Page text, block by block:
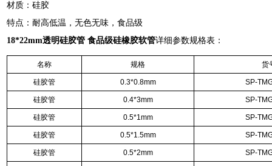
材质：硅胶
特点：耐高低温，无色无味，食品级
18*22mm透明硅胶管 食品级硅橡胶软管详细参数规格表：
名称 规格 货
硅胶管 0.3*0.8mm SP-
硅胶管 0.4*3mm SP-
硅胶管 0.5*1mm SP-
硅胶管 0.5*1.5mm SP-
硅胶管 0.5*2mm SP-